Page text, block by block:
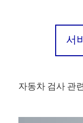
서
자동차 검사 관